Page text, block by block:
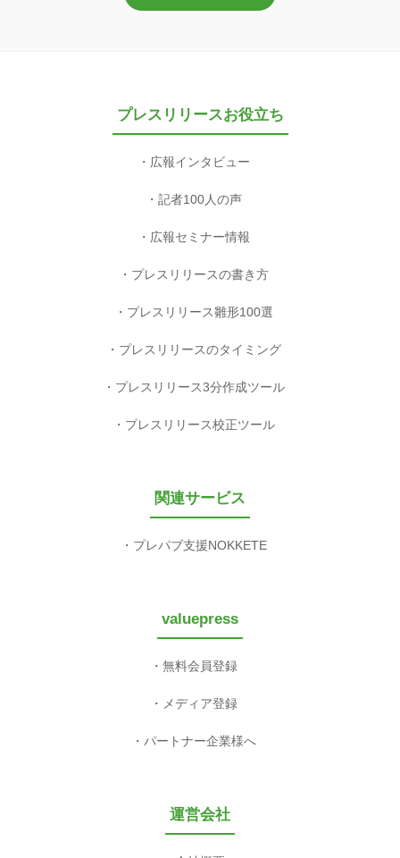
プレスリリースお役立ち
広報インタビュー
記者100人の声
広報セミナー情報
プレスリリースの書き方
プレスリリース雛形100選
プレスリリースのタイミング
プレスリリース3分作成ツール
プレスリリース校正ツール
関連サービス
プレパブ支援NOKKETE
valuepress
無料会員登録
メディア登録
パートナー企業様へ
運営会社